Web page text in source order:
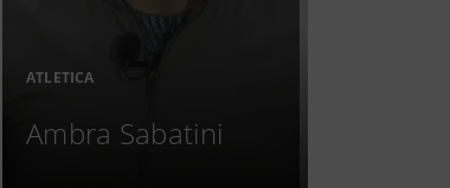
ATLETICA
Ambra Sabatini